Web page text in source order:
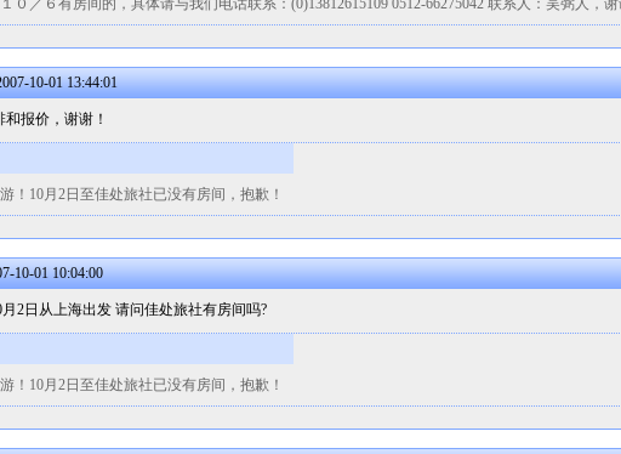
０／６有房间的，具体请与我们电话联系：(0)13812615109 0512-66275042 联系人：吴弼人，
10-01 13:44:01
报价，谢谢！
！10月2日至佳处旅社已没有房间，抱歉！
10-01 10:04:00
2日从上海出发 请问佳处旅社有房间吗?
！10月2日至佳处旅社已没有房间，抱歉！